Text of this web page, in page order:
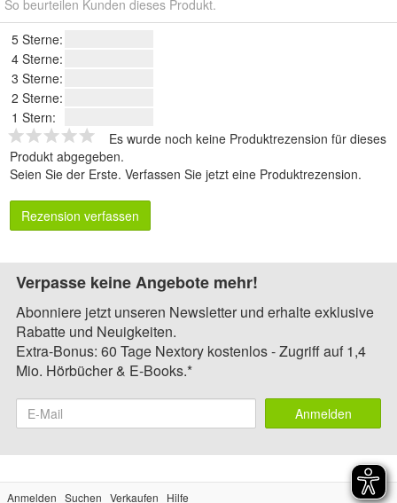
So beurteilen Kunden dieses Produkt.
5 Sterne:
4 Sterne:
3 Sterne:
2 Sterne:
1 Stern:
Es wurde noch keine Produktrezension für dieses
Produkt abgegeben.
Seien Sie der Erste. Verfassen Sie jetzt eine Produktrezension.
Rezension verfassen
Verpasse keine Angebote mehr!
Abonniere jetzt unseren Newsletter und erhalte exklusive
Rabatte und Neuigkeiten.
Extra-Bonus: 60 Tage Nextory kostenlos - Zugriff auf 1,4
Mio. Hörbücher & E-Books.*
Anmelden
Anmelden Suchen Verkaufen Hilfe